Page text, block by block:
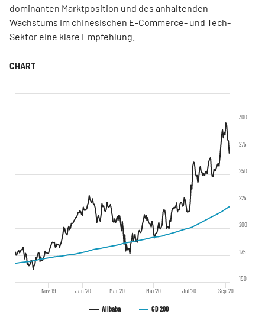
dominanten Marktposition und des anhaltenden
Wachstums im chinesischen E-Commerce- und Tech-
Sektor eine klare Empfehlung.
Alibaba GD 200
Nov '19 Jan '20 Mär '20 Mai '20 Jul '20 Sep '20
150
175
200
225
250
275
300